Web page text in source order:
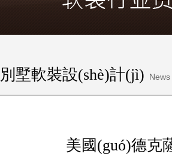
別墅軟裝設(shè)計(jì) News
美國(guó)德克